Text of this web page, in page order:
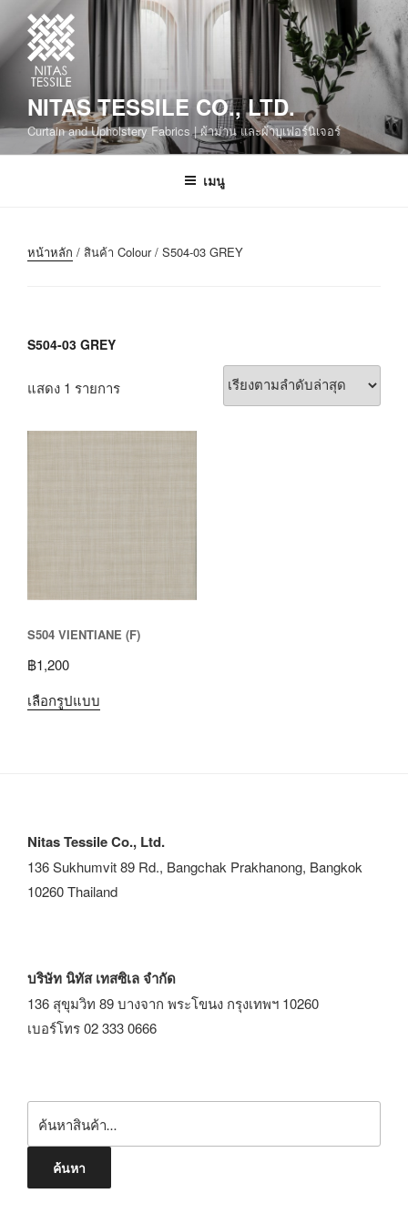
NITAS TESSILE CO., LTD.
Curtain and Upholstery Fabrics | ผ้าม่าน และผ้าบุเฟอร์นิเจอร์
เมนู
หน้าหลัก / สินค้า Colour / S504-03 GREY
S504-03 GREY
แสดง 1 รายการ
S504 VIENTIANE (F)
฿1,200
เลือกรูปแบบ
Nitas Tessile Co., Ltd.
136 Sukhumvit 89 Rd., Bangchak Prakhanong, Bangkok
10260 Thailand
บริษัท นิทัส เทสซิเล จำกัด
136 สุขุมวิท 89 บางจาก พระโขนง กรุงเทพฯ 10260
เบอร์โทร 02 333 0666
ค้นหา